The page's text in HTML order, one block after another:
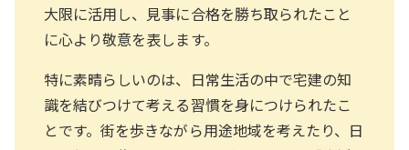
大限に活用し、見事に合格を勝ち取られたこと
に心より敬意を表します。
特に素晴らしいのは、日常生活の中で宅建の知
識を結びつけて考える習慣を身につけられたこ
とです。街を歩きながら用途地域を考えたり、日